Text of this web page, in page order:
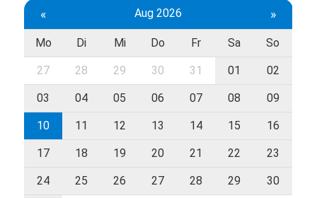
« Aug 2026 »
Mo Di Mi Do Fr Sa So
27 28 29 30 31 01 02
03 04 05 06 07 08 09
10 11 12 13 14 15 16
17 18 19 20 21 22 23
24 25 26 27 28 29 30